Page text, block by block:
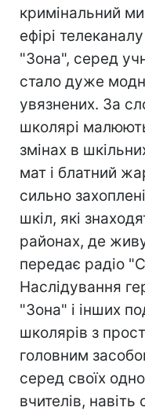
кримінальний
ефірі
"Зона", серед
стало дуже
увязнених. За
школярі
змінах в
мат і блатний
сильно
шкіл, які
районах, де
передає радіо
Наслідування
"Зона" і інших
школярів з
головним
серед своїх
вчителів,